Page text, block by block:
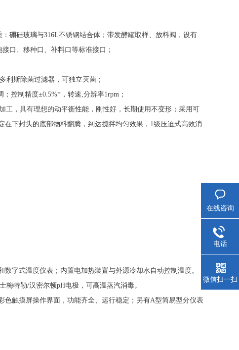
硼硅玻璃与316L不锈钢结合体；带发酵罐取样、放料阀，设有
口、移种口、补料口等标准接口；
利斯除菌过滤器，可独立灭菌；
控制精度±0.5%*，转速,分辨率1rpm；
，具有理想的动平衡性能，刚性好，长期使用不变形；采用可
下封头的底部物料翻腾，到达搅拌均匀效果，1级压迫式高效消
字式温度仪表；内置电加热装置与外源冷却水自动控制温度。
特勒/汉密尔顿pH电极，可高温蒸汽消毒。
触摸屏操作界面，功能齐全、运行稳定；另有A型简易型分仪表
在线咨询
电话
微信扫一扫